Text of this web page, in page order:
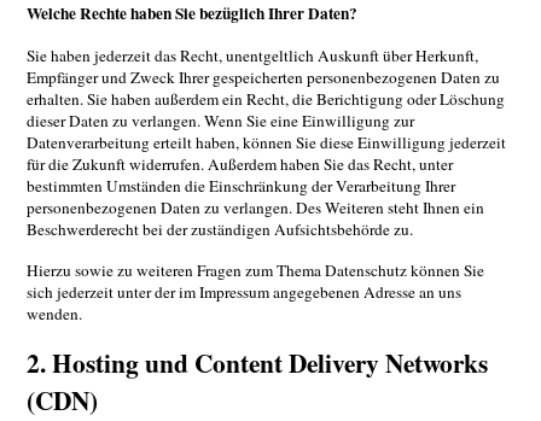
Welche Rechte haben Sie bezüglich Ihrer Daten?
Sie haben jederzeit das Recht, unentgeltlich Auskunft über Herkunft,
Empfänger und Zweck Ihrer gespeicherten personenbezogenen Daten zu
erhalten. Sie haben außerdem ein Recht, die Berichtigung oder Löschung
dieser Daten zu verlangen. Wenn Sie eine Einwilligung zur
Datenverarbeitung erteilt haben, können Sie diese Einwilligung jederzeit
für die Zukunft widerrufen. Außerdem haben Sie das Recht, unter
bestimmten Umständen die Einschränkung der Verarbeitung Ihrer
personenbezogenen Daten zu verlangen. Des Weiteren steht Ihnen ein
Beschwerderecht bei der zuständigen Aufsichtsbehörde zu.
Hierzu sowie zu weiteren Fragen zum Thema Datenschutz können Sie
sich jederzeit unter der im Impressum angegebenen Adresse an uns
wenden.
2. Hosting und Content Delivery Networks
(CDN)